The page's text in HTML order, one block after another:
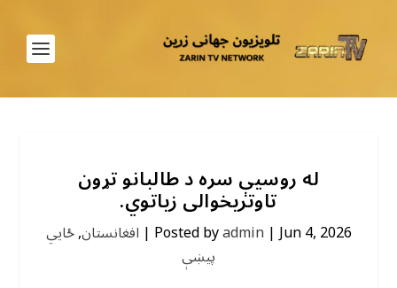
له روسیې سره د طالبانو تړون
تاوتریخوالی زیاتوي.
Posted byadmin|Jun 4, 2026
| افغانستان,ځايي
پیښې